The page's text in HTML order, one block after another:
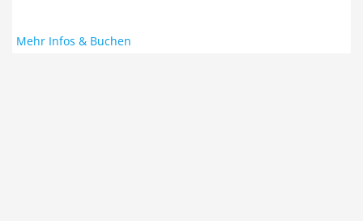
Mehr Infos & Buchen